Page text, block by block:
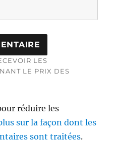
LES
LE PRIX DES
réduire les
sur la façon dont les
sont traitées.